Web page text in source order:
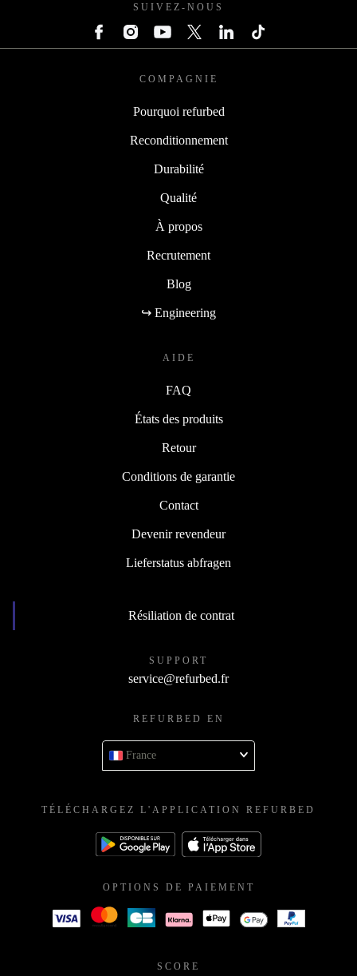
SUIVEZ-NOUS
COMPAGNIE
Pourquoi refurbed
Reconditionnement
Durabilité
Qualité
À propos
Recrutement
Blog
↪ Engineering
AIDE
FAQ
États des produits
Retour
Conditions de garantie
Contact
Devenir revendeur
Lieferstatus abfragen
Résiliation de contrat
SUPPORT
service@refurbed.fr
REFURBED EN
France
TÉLÉCHARGEZ L'APPLICATION REFURBED
OPTIONS DE PAIEMENT
SCORE